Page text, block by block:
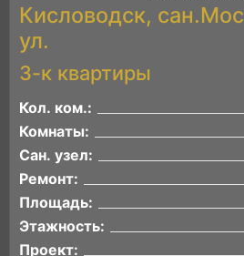
Кисловодск,
ул.
3-к квартиры
Кол. ком.:
Комнаты:
Сан. узел:
Ремонт:
Площадь:
Этажность:
Проект: